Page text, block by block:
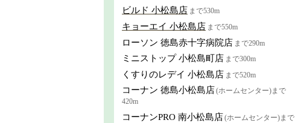
ビルド 小松島店 まで530m
キョーエイ 小松島店 まで550m
ローソン 徳島赤十字病院店 まで290m
ミニストップ 小松島町店 まで300m
くすりのレデイ 小松島店 まで520m
コーナン 徳島小松島店(ホームセンター)まで
420m
コーナンPRO 南小松島店(ホームセンター)まで